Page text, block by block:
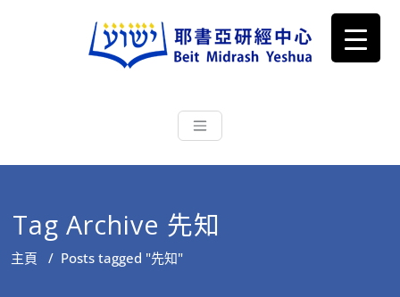
耶書亞研經中心
根源明白聖經，成為更好的門徒
Tag Archive 先知
主頁 / Posts tagged "先知"